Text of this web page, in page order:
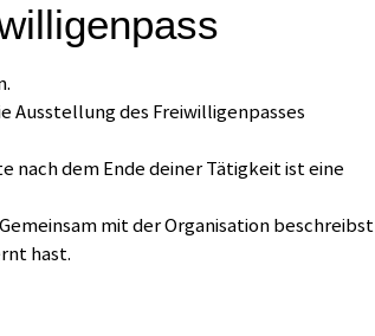
Ausstellung des Freiwilligenpasses
nach dem Ende deiner Tätigkeit ist eine
mit der Organisation beschreibst
hast.